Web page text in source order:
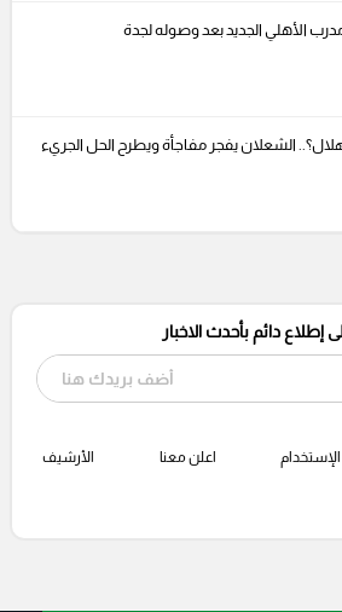
الأهلي الجديد بعد وصوله لجدة
الشعلان يفجر مفاجأة ويطرح الحل الجريء
إطلاع دائم بأحدث الاخبار
اعلن معنا الأرشيف